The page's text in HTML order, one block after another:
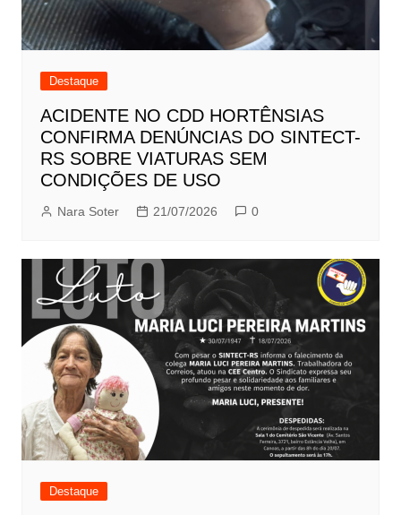
Destaque
ACIDENTE NO CDD HORTÊNSIAS
CONFIRMA DENÚNCIAS DO SINTECT-
RS SOBRE VIATURAS SEM
CONDIÇÕES DE USO
Nara Soter 21/07/2026 0
Destaque